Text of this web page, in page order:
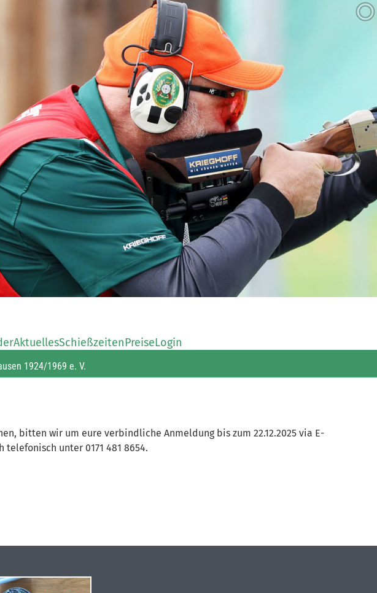
AktuellesSchießzeitenPreiseLogin
1924/1969 e. V.
bitten wir um eure verbindliche Anmeldung bis zum 22.12.2025 via E-
unter 0171 481 8654.